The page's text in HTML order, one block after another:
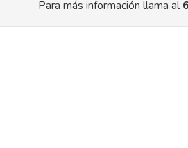
Para más información llama al